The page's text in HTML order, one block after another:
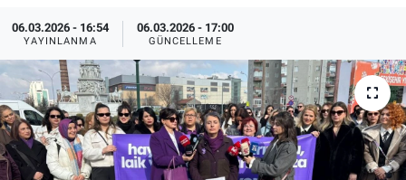
06.03.2026 - 16:54
YAYINLANMA
06.03.2026 - 17:00
GÜNCELLEME
SPOR
ASAYİŞ